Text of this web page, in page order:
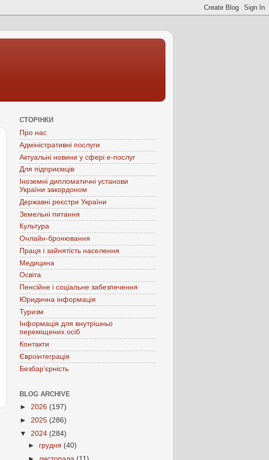
СТОРІНКИ
Про нас
Адміністративні послуги
Актуальні новини у сфері е-послуг
Для підприємців
Іноземні дипломатичні установи
України закордоном
Державні реєстри України
Земельні питання
Культура
Онлайн-бронювання
Праця і зайнятість населення
Медицина
Освіта
Пенсійне і соціальне забезпечення
Юридична інформація
Туризм
Інформація для внутрішньо
переміщених осіб
Контакти
Євроінтеграція
Безбар’єрність
BLOG ARCHIVE
► 2026 (197)
► 2025 (286)
▼ 2024 (284)
► грудня (40)